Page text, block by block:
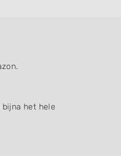
het hele